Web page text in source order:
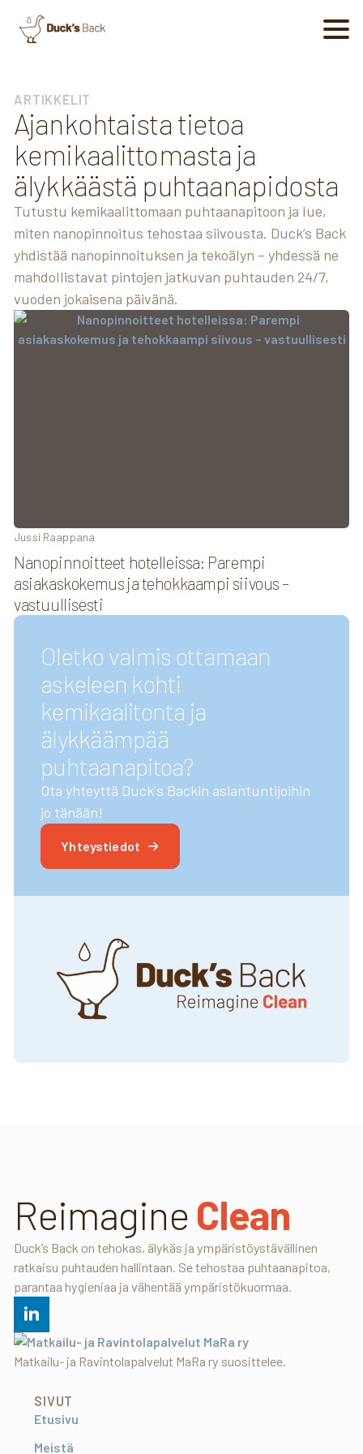
ARTIKKELIT
Ajankohtaista tietoa
kemikaalittomasta ja
älykkäästä puhtaanapidosta
Tutustu kemikaalittomaan puhtaanapitoon ja lue,
miten nanopinnoitus tehostaa siivousta. Duck’s Back
yhdistää nanopinnoituksen ja tekoälyn – yhdessä ne
mahdollistavat pintojen jatkuvan puhtauden 24/7,
vuoden jokaisena päivänä.
Nanopinnoitteet hotelleissa: Parempi
asiakaskokemus ja tehokkaampi siivous –
vastuullisesti
Jussi Raappana
Oletko valmis ottamaan
askeleen kohti
kemikaalitonta ja
älykkäämpää
puhtaanapitoa?
Ota yhteyttä Duck's Backin asiantuntijoihin
jo tänään!
Yhteystiedot
Reimagine Clean
Duck’s Back on tehokas, älykäs ja ympäristöystävällinen
ratkaisu puhtauden hallintaan. Se tehostaa puhtaanapitoa,
parantaa hygieniaa ja vähentää ympäristökuormaa.
Matkailu- ja Ravintolapalvelut MaRa ry suosittelee.
SIVUT
Etusivu
Meistä